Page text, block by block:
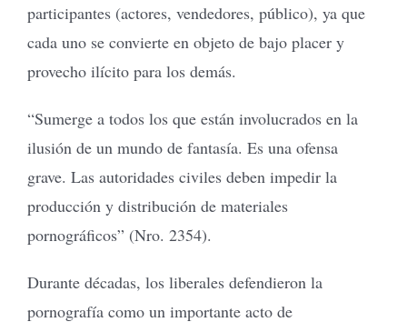
participantes (actores, vendedores, público), ya que
cada uno se convierte en objeto de bajo placer y
provecho ilícito para los demás.
“Sumerge a todos los que están involucrados en la
ilusión de un mundo de fantasía. Es una ofensa
grave. Las autoridades civiles deben impedir la
producción y distribución de materiales
pornográficos” (Nro. 2354).
Durante décadas, los liberales defendieron la
pornografía como un importante acto de